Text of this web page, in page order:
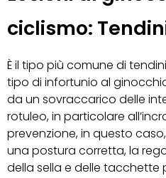
ciclismo:
È il tipo più comune di
tipo di infortunio al
da un sovraccarico delle
rotuleo, in particolare
prevenzione, in questo
una postura corretta, la
della sella e delle tacchette